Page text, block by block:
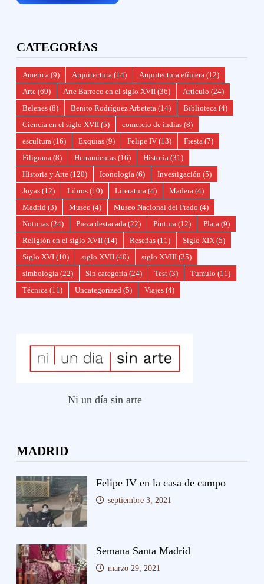
CATEGORÍAS
America (9) Arquitectura (14) Arquitectura efímera (12)
Arte (69) Arte Barroco en el siglo XVII (36) Artículo (24)
Belenes (8) Benito Rodríguez Arbeteta (14) Biblioteca (4)
Ciencia en el siglo XVII (5) comercio de indias (8)
escultura (16) Exquias (9) Felipe IV (13) Fiesta (7)
Filigrana (8) Herramientas (16) Historia (31)
Historia y Arte (120) Iconología (6) Investigación (5)
Joyas (12) Libros (10) Literatura (4) Madera (4)
Madrid (3) Museo (4) Museo Nacional del Prado (4)
Noticias (24) Pieza destacada (22) Pintura (12) Plata (9)
Religión en el siglo XVII (14) Reseñas (11) Siglo XIX (5)
Siglo XVI (10) siglo XVII (40) siglo XVIII (25)
simbología (22) Sin categoría (24) Test (3) Tumulo (11)
Técnica (11) Uncategorized (5) Viajes (4)
Ni un día sin arte
MADRID
Felipe IV en la casa de campo
septiembre 3, 2021
Semana Santa Madrid
marzo 29, 2021